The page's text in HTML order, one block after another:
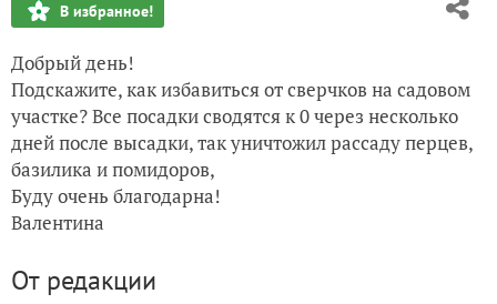
В избранное!
Добрый день!
Подскажите, как избавиться от сверчков на садовом
участке? Все посадки сводятся к 0 через несколько
дней после высадки, так уничтожил рассаду перцев,
базилика и помидоров,
Буду очень благодарна!
Валентина
От редакции